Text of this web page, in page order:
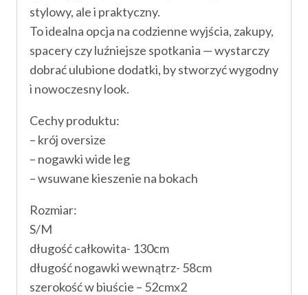
stylowy, ale i praktyczny.
To idealna opcja na codzienne wyjścia, zakupy,
spacery czy luźniejsze spotkania — wystarczy
dobrać ulubione dodatki, by stworzyć wygodny
i nowoczesny look.
Cechy produktu:
– krój oversize
– nogawki wide leg
– wsuwane kieszenie na bokach
Rozmiar:
S/M
długość całkowita- 130cm
długość nogawki wewnątrz- 58cm
szerokość w biuście – 52cmx2